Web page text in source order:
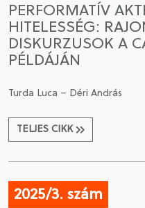
PERFORMATÍV
HITELESSÉG:
DISKURZUSOK A
PÉLDÁJÁN
Turda Luca – Déri András
TELJES CIKK
2025/3. szám